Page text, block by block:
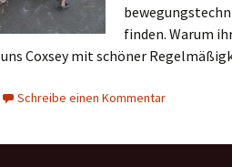
finden. Warum
uns Coxsey mit schöner
Schreibe einen Kommentar